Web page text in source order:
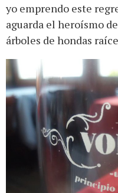
yo emprendo este
aguarda el heroísmo
árboles de hondas